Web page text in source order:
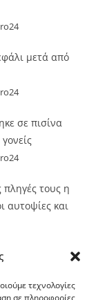
τεχνολογίες
σε πληροφορίες
μετά από
σε πισίνα
πληγές τους η
αυτοψίες και